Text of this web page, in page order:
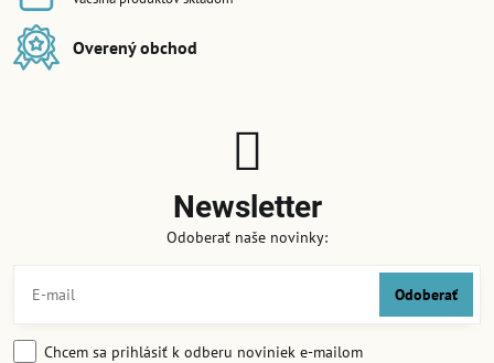
Overený obchod
Newsletter
Odoberať naše novinky:
Odoberať
Chcem sa prihlásiť k odberu noviniek e-mailom